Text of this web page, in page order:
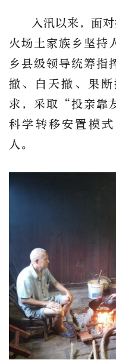
入汛以来，面
火场土家族乡坚持
乡县级领导统筹
撤、白天撤、果
求，采取“投亲靠
科学转移安置模
人。